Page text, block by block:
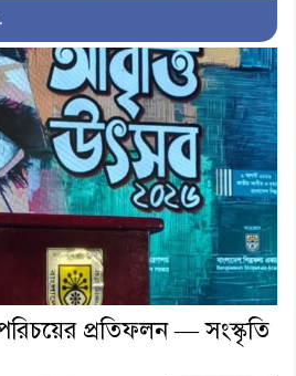
প্রতিফলন — সংস্কৃতি